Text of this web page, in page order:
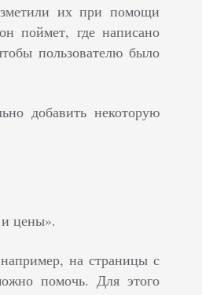
их при помощи
поймет, где написано
пользователю было
добавить некоторую
цены».
на страницы с
помочь. Для этого